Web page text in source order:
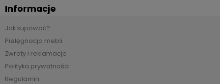
Informacje
Jak kupować?
Pielęgnacja mebli
Zwroty i reklamacje
Polityka prywatności
Regulamin